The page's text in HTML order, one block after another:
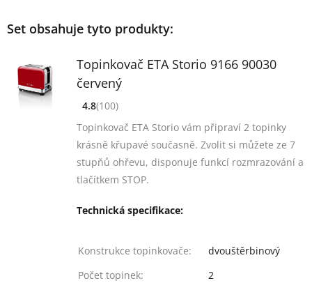
Set obsahuje tyto produkty:
Topinkovač ETA Storio 9166 90030
červený
[common_new:review_aria]
([common_new:rating_count] 100)
4.8
z 5
4.8(100)
Topinkovač ETA Storio vám připraví 2 topinky
krásně křupavé současně. Zvolit si můžete ze 7
stupňů ohřevu, disponuje funkcí rozmrazování a
tlačítkem STOP.
Technická specifikace:
Konstrukce topinkovače:
dvouštěrbinový
Počet topinek:
2